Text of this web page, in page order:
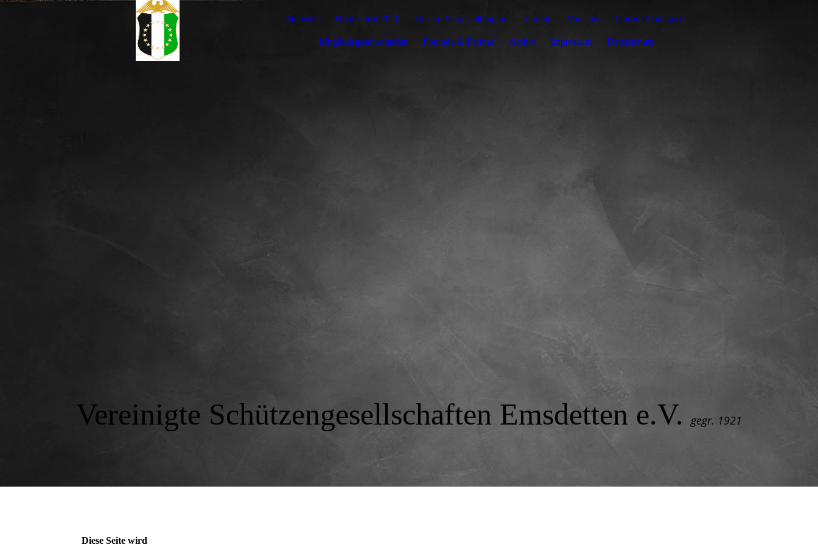
Startseite Bundesfest 2026 Unsere Veranstaltungen Termine Vorstand Unsere Stadtkaiser
Mitgliedsgesellschaften Freunde & Partner Archiv Impressum Datenschutz
Vereinigte Schützengesellschaften Emsdetten e.V. gegr. 1921
Diese Seite wird